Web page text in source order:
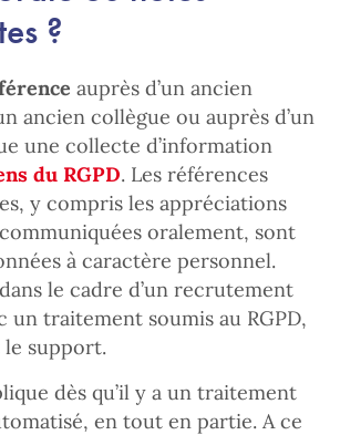
?
auprès d’un ancien
ancien collègue ou auprès d’un
une collecte d’information
du RGPD. Les références
y compris les appréciations
oralement, sont
à caractère personnel.
le cadre d’un recrutement
un traitement soumis au RGPD,
le support.
dès qu’il y a un traitement
en tout en partie. A ce